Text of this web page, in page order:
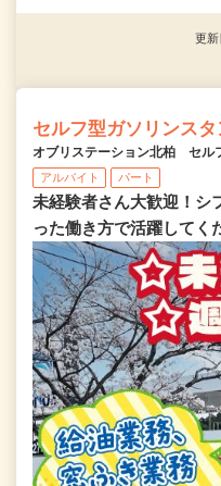
更
セルフ型ガソリンス
オブリステーション北柏 セル
アルバイト パート
未経験者さん大歓迎！シ
った働き方で活躍してく